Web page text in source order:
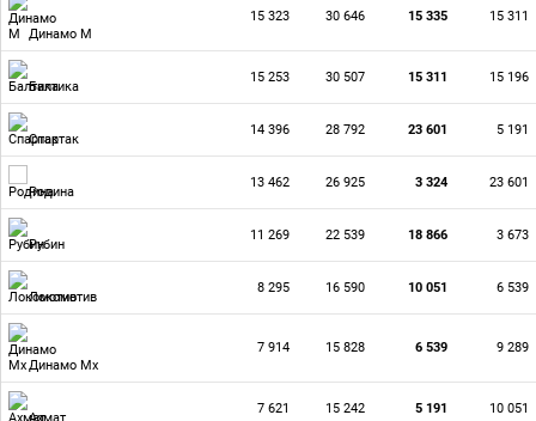
Динамо М
15 323 30 646 15 335 15 311
Балтика
15 253 30 507 15 311 15 196
Спартак
14 396 28 792 23 601 5 191
Родина
13 462 26 925 3 324 23 601
Рубин
11 269 22 539 18 866 3 673
Локомотив
8 295 16 590 10 051 6 539
Динамо Мх
7 914 15 828 6 539 9 289
Ахмат
7 621 15 242 5 191 10 051